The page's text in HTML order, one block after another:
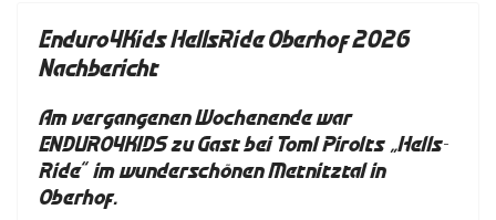
Enduro4Kids HellsRide Oberhof 2026
Nachbericht
Am vergangenen Wochenende war
ENDURO4KIDS zu Gast bei Toml Pirolts „Hells-
Ride“ im wunderschönen Metnitztal in
Oberhof.